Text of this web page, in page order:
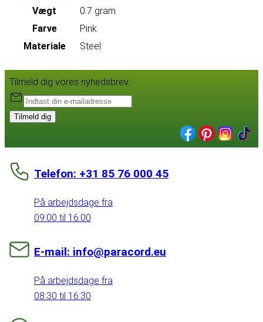
Vægt
0.7 gram
Farve
Pink
Materiale
Steel
Tilmeld dig vores nyhedsbrev:
Tilmeld dig
Telefon: +31 85 76 000 45
På arbejdsdage fra
09:00 til 16:00
E-mail: info@paracord.eu
På arbejdsdage fra
08:30 til 16:30